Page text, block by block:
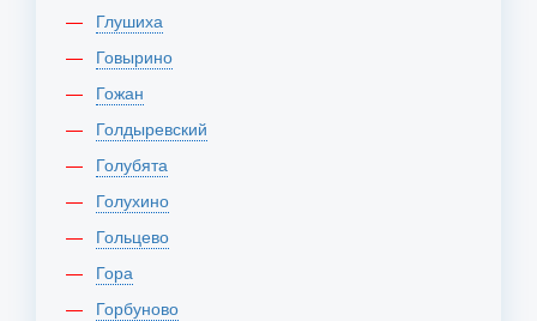
Глушиха
Говырино
Гожан
Голдыревский
Голубята
Голухино
Гольцево
Гора
Горбуново